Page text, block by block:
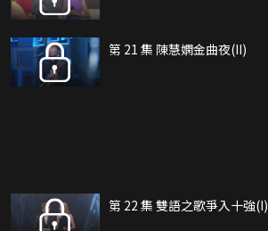
第 21 集 陳慧嫻金曲夜(II)
第 22 集 雙語之歌爭入十強(I)